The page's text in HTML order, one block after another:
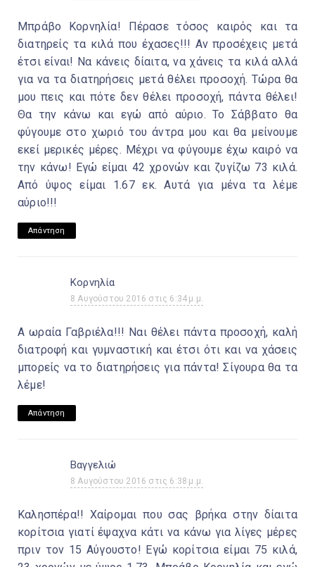
Μπράβο Κορνηλία! Πέρασε τόσος καιρός και τα
διατηρείς τα κιλά που έχασες!!! Αν προσέχεις μετά
έτσι είναι! Να κάνεις δίαιτα, να χάνεις τα κιλά αλλά
για να τα διατηρήσεις μετά θέλει προσοχή. Τώρα θα
μου πεις και πότε δεν θέλει προσοχή, πάντα θέλει!
Θα την κάνω και εγώ από αύριο. Το Σάββατο θα
φύγουμε στο χωριό του άντρα μου και θα μείνουμε
εκεί μερικές μέρες. Μέχρι να φύγουμε έχω καιρό να
την κάνω! Εγώ είμαι 42 χρονών και ζυγίζω 73 κιλά.
Από ύψος είμαι 1.67 εκ. Αυτά για μένα τα λέμε
αύριο!!!
Απάντηση
Κορνηλία
8 Αυγούστου 2016 στις 6:34 μ.μ.
Α ωραία Γαβριέλα!!! Ναι θέλει πάντα προσοχή, καλή
διατροφή και γυμναστική και έτσι ότι και να χάσεις
μπορείς να το διατηρήσεις για πάντα! Σίγουρα θα τα
λέμε!
Απάντηση
Βαγγελιώ
8 Αυγούστου 2016 στις 6:38 μ.μ.
Καλησπέρα!! Χαίρομαι που σας βρήκα στην δίαιτα
κορίτσια γιατί έψαχνα κάτι να κάνω για λίγες μέρες
πριν τον 15 Αύγουστο! Εγώ κορίτσια είμαι 75 κιλά,